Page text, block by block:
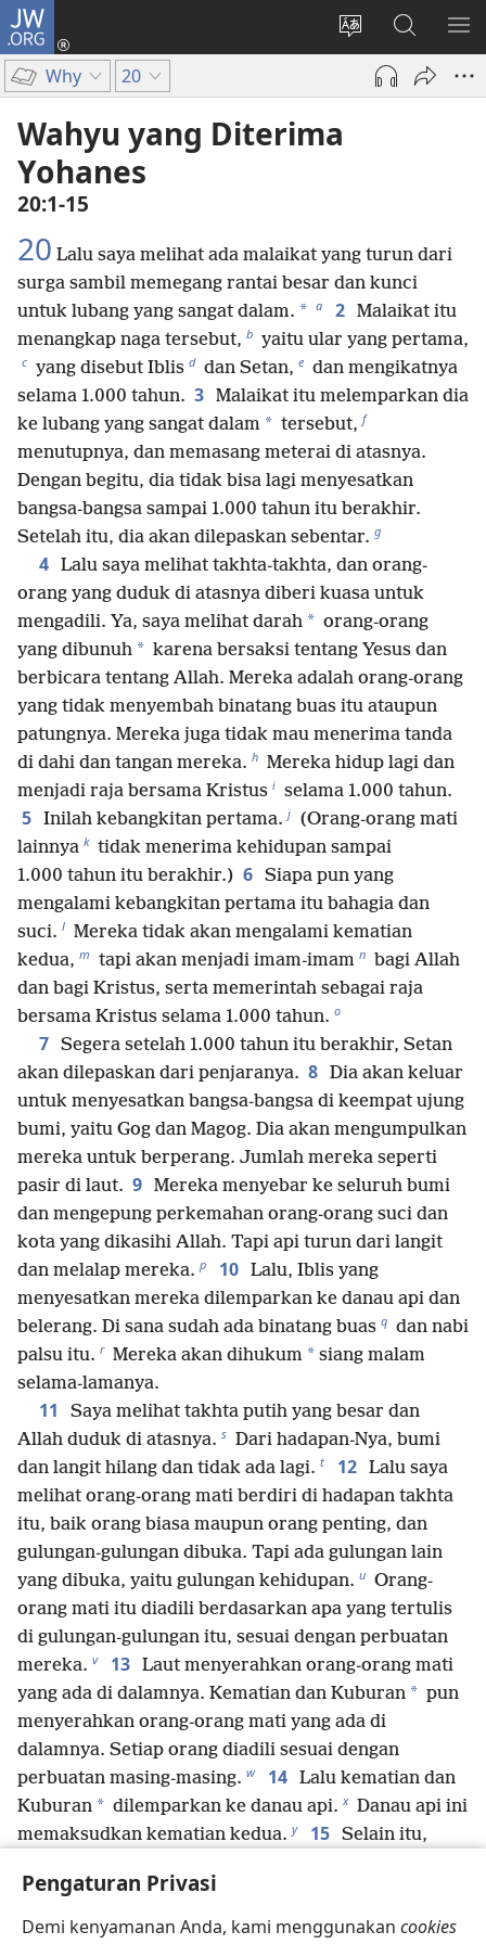
Pengaturan Privasi
Demi kenyamanan Anda, kami menggunakan cookies
JW.ORG
Ganti
bahasa
situs
Log
(terbuka
baru)
Cari
JW.ORG
Why 20
Wahyu yang Diterima
Yohanes
20:1-15
20 Lalu saya melihat ada malaikat yang turun dari
surga sambil memegang rantai besar dan kunci
untuk lubang yang sangat dalam. * a 2 Malaikat itu
menangkap naga tersebut, b yaitu ular yang pertama,
c yang disebut Iblis d dan Setan, e dan mengikatnya
selama 1.000 tahun. 3 Malaikat itu melemparkan dia
ke lubang yang sangat dalam * tersebut, f
menutupnya, dan memasang meterai di atasnya.
Dengan begitu, dia tidak bisa lagi menyesatkan
bangsa-bangsa sampai 1.000 tahun itu berakhir.
Setelah itu, dia akan dilepaskan sebentar. g
4 Lalu saya melihat takhta-takhta, dan orang-
orang yang duduk di atasnya diberi kuasa untuk
mengadili. Ya, saya melihat darah * orang-orang
yang dibunuh * karena bersaksi tentang Yesus dan
berbicara tentang Allah. Mereka adalah orang-orang
yang tidak menyembah binatang buas itu ataupun
patungnya. Mereka juga tidak mau menerima tanda
di dahi dan tangan mereka. h Mereka hidup lagi dan
menjadi raja bersama Kristus i selama 1.000 tahun.
5 Inilah kebangkitan pertama. j (Orang-orang mati
lainnya k tidak menerima kehidupan sampai
1.000 tahun itu berakhir.) 6 Siapa pun yang
mengalami kebangkitan pertama itu bahagia dan
suci. l Mereka tidak akan mengalami kematian
kedua, m tapi akan menjadi imam-imam n bagi Allah
dan bagi Kristus, serta memerintah sebagai raja
bersama Kristus selama 1.000 tahun. o
7 Segera setelah 1.000 tahun itu berakhir, Setan
akan dilepaskan dari penjaranya. 8 Dia akan keluar
untuk menyesatkan bangsa-bangsa di keempat ujung
bumi, yaitu Gog dan Magog. Dia akan mengumpulkan
mereka untuk berperang. Jumlah mereka seperti
pasir di laut. 9 Mereka menyebar ke seluruh bumi
dan mengepung perkemahan orang-orang suci dan
kota yang dikasihi Allah. Tapi api turun dari langit
dan melalap mereka. p 10 Lalu, Iblis yang
menyesatkan mereka dilemparkan ke danau api dan
belerang. Di sana sudah ada binatang buas q dan nabi
palsu itu. r Mereka akan dihukum * siang malam
selama-lamanya.
11
Saya melihat takhta putih yang besar dan
Allah duduk di atasnya. s Dari hadapan-Nya, bumi
dan langit hilang dan tidak ada lagi. t 12 Lalu saya
melihat orang-orang mati berdiri di hadapan takhta
itu, baik orang biasa maupun orang penting, dan
gulungan-gulungan dibuka. Tapi ada gulungan lain
yang dibuka, yaitu gulungan kehidupan. u Orang-
orang mati itu diadili berdasarkan apa yang tertulis
di gulungan-gulungan itu, sesuai dengan perbuatan
mereka. v 13 Laut menyerahkan orang-orang mati
yang ada di dalamnya. Kematian dan Kuburan * pun
menyerahkan orang-orang mati yang ada di
dalamnya. Setiap orang diadili sesuai dengan
perbuatan masing-masing. w 14 Lalu kematian dan
Kuburan * dilemparkan ke danau api. x Danau api ini
memaksudkan kematian kedua. y 15 Selain itu,
kehidupan z itu dilemparkan ke danau api.